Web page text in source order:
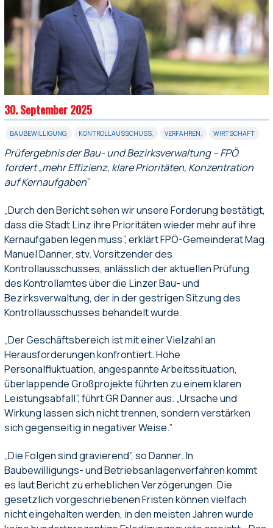
30. September 2025
BAUBEWILLIGUNG, KONTROLLAUSSCHUSS, VERFAHREN, WIRTSCHAFT
Prüfergebnis der Bau- und Bezirksverwaltung – FPÖ
fordert „mehr Effizienz, klare Prioritäten, Konzentration
auf Kernaufgaben”
„Durch den Bericht sehen wir unsere Forderung bestätigt,
dass die Stadt Linz ihre Prioritäten wieder mehr auf ihre
Kernaufgaben legen muss”, erklärt FPÖ-Gemeinderat Mag.
Manuel Danner, stv. Vorsitzender des
Kontrollausschusses, anlässlich der aktuellen Prüfung
des Kontrollamtes über die Linzer Bau- und
Bezirksverwaltung, der in der gestrigen Sitzung des
Kontrollausschusses behandelt wurde.
„Der Geschäftsbereich ist mit einer Vielzahl an
Herausforderungen konfrontiert. Hohe
Personalfluktuation, angespannte Arbeitssituation,
überlappende Großprojekte führten zu einem klaren
Leistungsabfall”, führt GR Danner aus. „Ursache und
Wirkung lassen sich nicht trennen, sondern verstärken
sich gegenseitig in negativer Weise.”
„Die Folgen sind gravierend”, so Danner. In
Baubewilligungs- und Betriebsanlagenverfahren kommt
es laut Bericht zu erheblichen Verzögerungen. Die
gesetzlich vorgeschriebenen Fristen können vielfach
nicht eingehalten werden, in den meisten Jahren wurde